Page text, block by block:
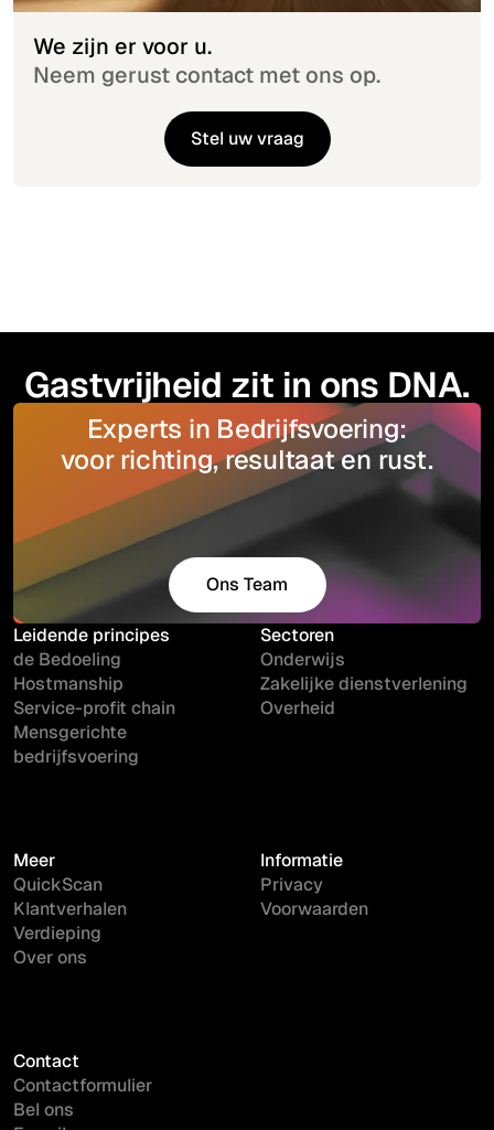
We zijn er voor u.
Neem gerust contact met ons op.
Stel uw vraag
Contact
Gastvrijheid zit in ons DNA.
Experts in Bedrijfsvoering:
voor richting, resultaat en rust.
Ons Team
Maak kennis
Leidende principes
de Bedoeling
Hostmanship
Service-profit chain
Mensgerichte
bedrijfsvoering
Sectoren
Onderwijs
Zakelijke dienstverlening
Overheid
Meer
QuickScan
Klantverhalen
Verdieping
Over ons
Informatie
Privacy
Voorwaarden
Contact
Contactformulier
Bel ons